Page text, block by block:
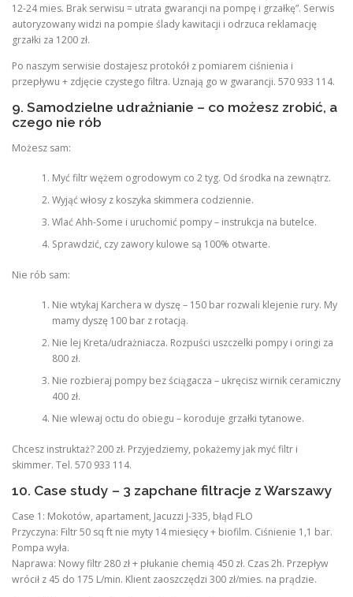
12-24 mies. Brak serwisu = utrata gwarancji na pompę i grzałkę”. Serwis
autoryzowany widzi na pompie ślady kawitacji i odrzuca reklamację
grzałki za 1200 zł.
Po naszym serwisie dostajesz protokół z pomiarem ciśnienia i
przepływu + zdjęcie czystego filtra. Uznają go w gwarancji. 570 933 114.
9. Samodzielne udrażnianie – co możesz zrobić, a
czego nie rób
Możesz sam:
Myć filtr wężem ogrodowym co 2 tyg. Od środka na zewnątrz.
Wyjąć włosy z koszyka skimmera codziennie.
Wlać Ahh-Some i uruchomić pompy – instrukcja na butelce.
Sprawdzić, czy zawory kulowe są 100% otwarte.
Nie rób sam:
Nie wtykaj Karchera w dyszę – 150 bar rozwali klejenie rury. My
mamy dyszę 100 bar z rotacją.
Nie lej Kreta/udrażniacza. Rozpuści uszczelki pompy i oringi za
800 zł.
Nie rozbieraj pompy bez ściągacza – ukręcisz wirnik ceramiczny
400 zł.
Nie wlewaj octu do obiegu – koroduje grzałki tytanowe.
Chcesz instruktaż? 200 zł. Przyjedziemy, pokażemy jak myć filtr i
skimmer. Tel. 570 933 114.
10. Case study – 3 zapchane filtracje z Warszawy
Case 1: Mokotów, apartament, Jacuzzi J-335, błąd FLO
Przyczyna: Filtr 50 sq ft nie myty 14 miesięcy + biofilm. Ciśnienie 1,1 bar.
Pompa wyła.
Naprawa: Nowy filtr 280 zł + płukanie chemią 450 zł. Czas 2h. Przepływ
wrócił z 45 do 175 L/min. Klient zaoszczędzi 300 zł/mies. na prądzie.